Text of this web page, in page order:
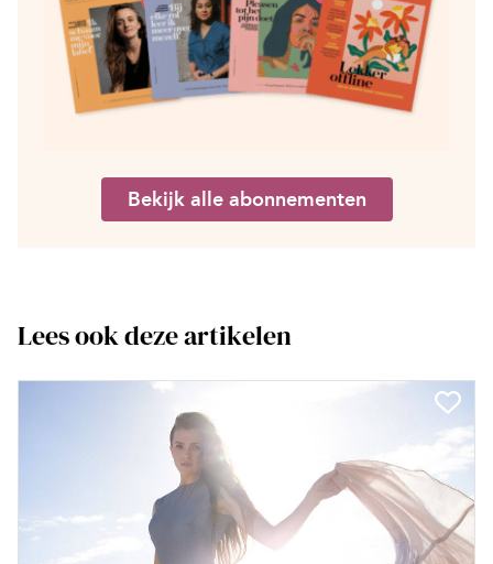
Bekijk alle abonnementen
Lees ook deze artikelen